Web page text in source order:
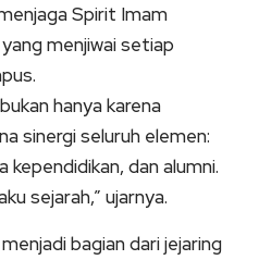
Spirit Imam
menjiwai setiap
hanya karena
sinergi seluruh elemen:
dan alumni.
sejarah,” ujarnya.
bagian dari jejaring